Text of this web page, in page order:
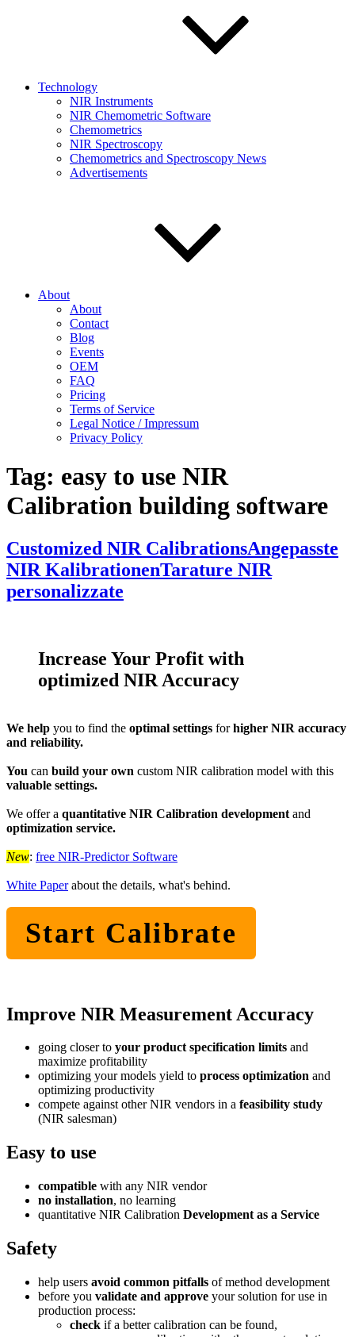
Technology
NIR Instruments
NIR Chemometric Software
Chemometrics
NIR Spectroscopy
Chemometrics and Spectroscopy News
Advertisements
About
About
Contact
Blog
Events
OEM
FAQ
Pricing
Terms of Service
Legal Notice / Impressum
Privacy Policy
Tag: easy to use NIR
Calibration building software
Customized NIR CalibrationsAngepasste
NIR KalibrationenTarature NIR
personalizzate
Increase Your Profit with
optimized NIR Accuracy
We help you to find the optimal settings forhigher NIR accuracy
and reliability.
You can build your own custom NIR calibration model with this
valuable settings.
We offer a quantitative NIR Calibration development and
optimization service.
New: free NIR-Predictor Software
White Paperabout the details, what's behind.
Start Calibrate
Improve NIR Measurement Accuracy
going closer to your product specification limits and
maximize profitability
optimizing your models yield to process optimization and
optimizing productivity
compete against other NIR vendors in a feasibility study
(NIR salesman)
Easy to use
compatible with any NIR vendor
no installation, no learning
quantitative NIR Calibration Development as a Service
Safety
help users avoid common pitfalls of method development
before you validate and approve your solution for use in
production process:
check if a better calibration can be found,